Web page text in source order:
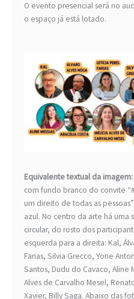
O evento presencial será no
o espaço já está lotado.
Equivalente textual da imagem:
com fundo branco do convite
um direito de todas as
azul. No centro da arte há
circular, do rosto dos
esquerda para a direita: Kal,
Farias, Silvia Grecco, Yone
Santos, Dudu do Cavaco, Aline
Alves de Carvalho Mesel,
Xavier, Billy Saga. Abaixo das